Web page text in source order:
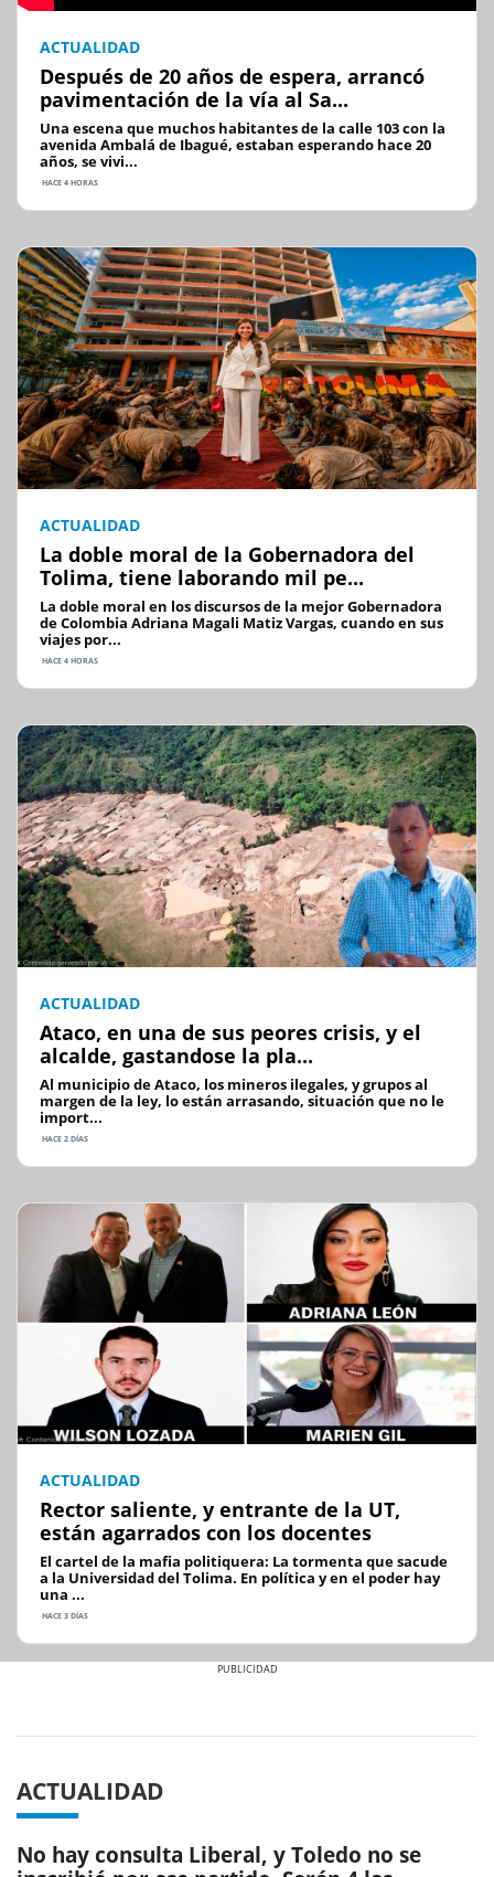
ACTUALIDAD
Después de 20 años de espera, arrancó
pavimentación de la vía al Sa...
Una escena que muchos habitantes de la calle 103 con la
avenida Ambalá de Ibagué, estaban esperando hace 20
años, se vivi...
HACE 4 HORAS
ACTUALIDAD
La doble moral de la Gobernadora del
Tolima, tiene laborando mil pe...
La doble moral en los discursos de la mejor Gobernadora
de Colombia Adriana Magali Matiz Vargas, cuando en sus
viajes por...
HACE 4 HORAS
ACTUALIDAD
Ataco, en una de sus peores crisis, y el
alcalde, gastandose la pla...
Al municipio de Ataco, los mineros ilegales, y grupos al
margen de la ley, lo están arrasando, situación que no le
import...
HACE 2 DÍAS
ACTUALIDAD
Rector saliente, y entrante de la UT,
están agarrados con los docentes
El cartel de la mafia politiquera: La tormenta que sacude
a la Universidad del Tolima. En política y en el poder hay
una ...
HACE 3 DÍAS
ACTUALIDAD
No hay consulta Liberal, y Toledo no se